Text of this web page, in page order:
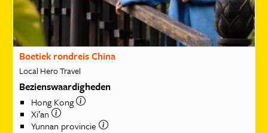
Boetiek rondreis China
Local Hero Travel
Bezienswaardigheden
Hong Kong
Xi’an
Yunnan provincie